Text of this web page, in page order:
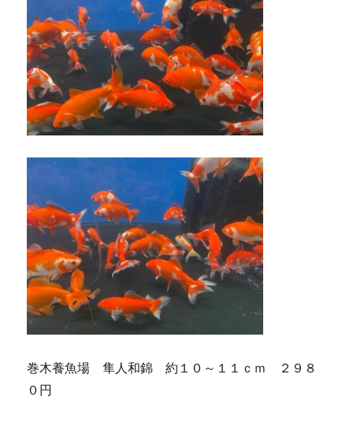
巻木養魚場 隼人和錦 約１０～１１ｃｍ ２９８
０円